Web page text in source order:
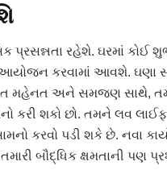
પ્રસન્નતા રહેશે. ઘરમાં
કરવામાં આવશે. ઘણા
મહેનત અને સમજણ સાથે, તમે
કરી શકો છો. તમને લવ
કરવો પડી શકે છે. નવા
બૌદ્ધિક ક્ષમતાની પણ